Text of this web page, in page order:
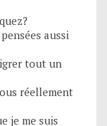
aussi
tout un
réellement
je me suis